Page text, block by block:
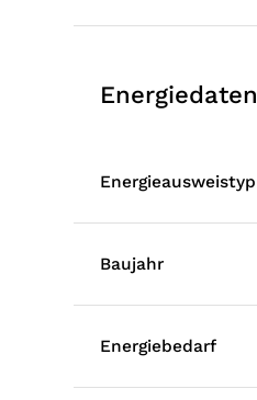
Energiedaten
Energieausweistyp
Baujahr
Energiebedarf